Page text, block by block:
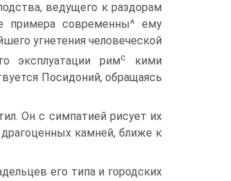
ведущего к раздорам
примера современны^ ему
угнетения человеческой
эксплуатации римс
кими
Посидоний, обращаясь
Он с симпатией рисует их
камней, ближе к
его типа и городских